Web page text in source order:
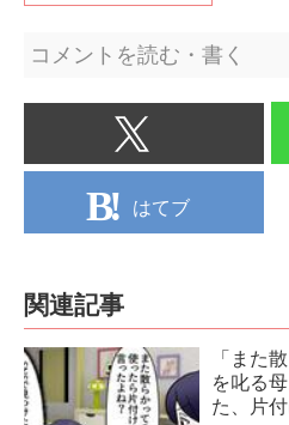
コメントを読む・書く
はてブ
関連記事
「また
を叱る
た、片